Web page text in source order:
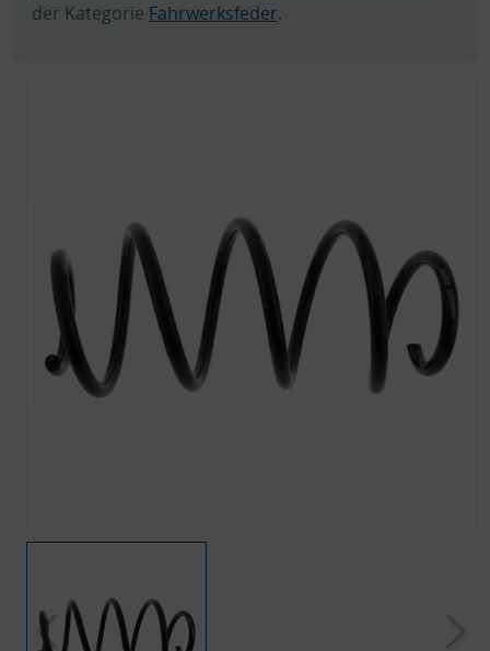
der Kategorie Fahrwerksfeder.